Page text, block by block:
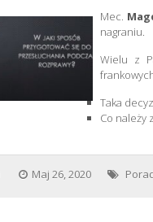
Mec.
nagraniu.
Wielu z
Taka
Co należy
Maj 26, 2020